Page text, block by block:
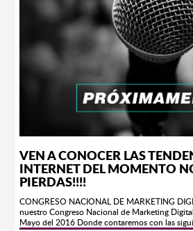
calificación de 83.3 puntos sobre un máximo
habitantes; en segundo puesto se encuentra
Aguascalientes y Mazatlán con 78.8 puntos
lugar Colima, con 77.4 puntos. En cuanto a las
en México se encuentra en el puesto número
calificación de 61.4 puntos, seguido por
puntos,Acapulco de Juárez con 60.5 puntos,
y en último lugar, Chilpancingo de Bravo con
mejor calificados de todo el país fueron los de
8.523), Manzanillo (Virgilio Mendoza Amezcua
(Juan Antonio Martín del Campo con 8.250) y
VEN A CONOCER LAS
INTERNET DEL MOMENTO
PIERDAS!!!!
CONGRESO NACIONAL DE MARKETING
nuestro Congreso Nacional de Marketing
Mayo del 2016 Donde contaremos con las